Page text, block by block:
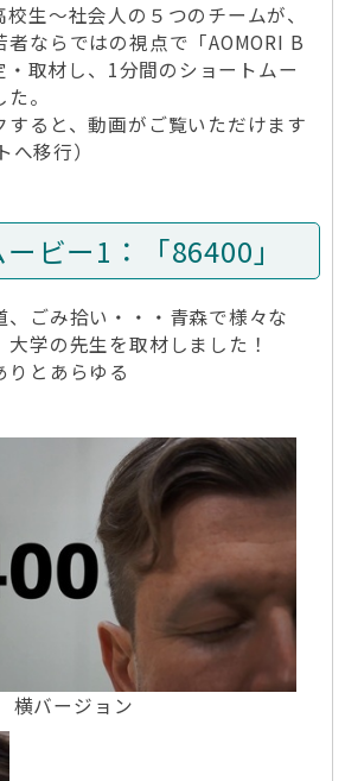
生～社会人の５つのチームが、
者ならではの視点で「AOMORI B
・取材し、1分間のショートムー
。
ると、動画がご覧いただけます
へ移行）
ビー1：「86400」
、ごみ拾い・・・青森で様々な
大学の先生を取材しました！
りとあらゆる
横バージョン